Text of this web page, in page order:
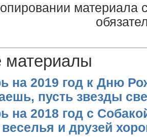
материала
материалы
на 2019 год к Дню
пусть звезды
на 2018 год с
веселья и друзей